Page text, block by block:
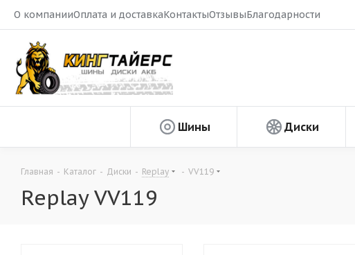
О компанииОплата и доставкаКонтактыОтзывыБлагодарности
Шины Диски
Главная - Каталог - Диски - Replay - VV119
Replay VV119